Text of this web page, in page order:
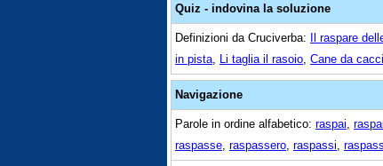
Quiz - indovina la soluzione
Definizioni da Cruciverba: Il raspare
in pista Li taglia il rasoio Cane da
Navigazione
Parole in ordine alfabetico: raspai
raspasse raspassero raspassi